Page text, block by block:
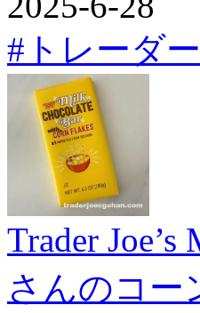
#トレーダ
Trader
さんのコー